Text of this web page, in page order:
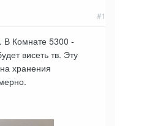
#1
В Комнате 5300 -
висеть тв. Эту
хранения